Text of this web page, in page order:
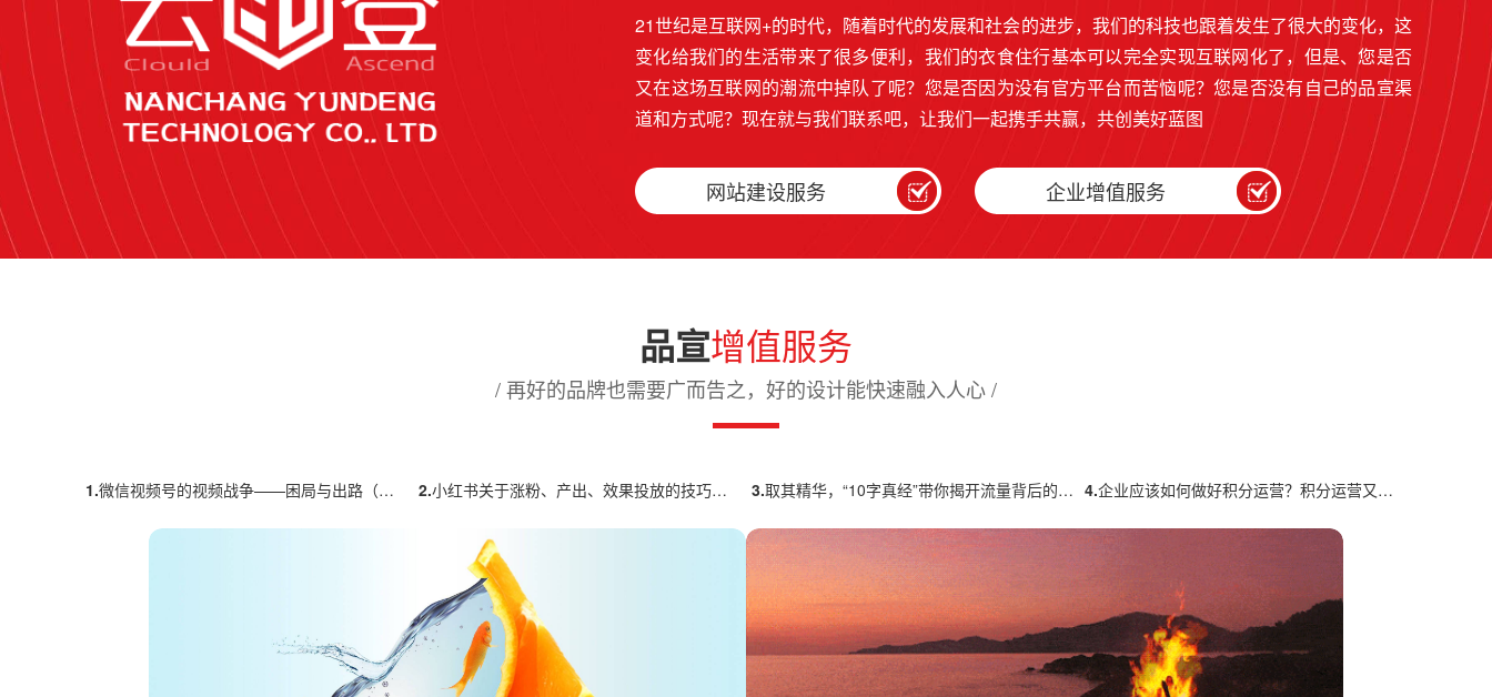
21世纪是互联网+的时代，随着时代的发展和社会的进步，我们的科技也跟着发生了很大的变化，这
变化给我们的生活带来了很多便利，我们的衣食住行基本可以完全实现互联网化了，但是、您是否
又在这场互联网的潮流中掉队了呢？您是否因为没有官方平台而苦恼呢？您是否没有自己的品宣渠
道和方式呢？现在就与我们联系吧，让我们一起携手共赢，共创美好蓝图
网站建设服务 企业增值服务
品宣增值服务
/ 再好的品牌也需要广而告之，好的设计能快速融入人心 /
1.微信视频号的视频战争——困局与出路（上） 2.小红书关于涨粉、产出、效果投放的技巧有哪些？ 3.取其精华，“10字真经”带你揭开流量背后的秘密 4.企业应该如何做好积分运营？积分运营又需要具备哪些能力？